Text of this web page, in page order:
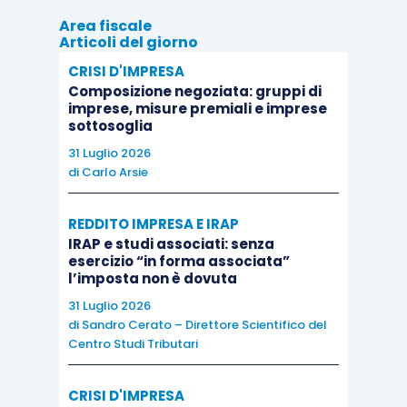
della semina, della raccolta, dei trattamenti
oppure di tutte le scelte di gestione in generale,
possono essere alcune delle molteplici soluzioni
proposte dalla scienza, tecnologia e tradizione.
Non dobbiamo pensare infine che l’intelligenza
climatica e l’alimentazione sostenibile possano
molto costosi.
Il recupero delle tecniche tradizionali anche
conservative, che con il tempo si sono
abbandonate, comemantenere la biodiversità, la
vocazionalità dei territori e il sapere chi coltiva la
terra, sono tutti aspetti della stessa medaglia
Area fiscale
Articoli del giorno
CRISI D'IMPRESA
Composizione negoziata: gruppi di
imprese, misure premiali e imprese
sottosoglia
31 Luglio 2026
di Carlo Arsie
REDDITO IMPRESA E IRAP
IRAP e studi associati: senza
esercizio “in forma associata”
l’imposta non è dovuta
31 Luglio 2026
di Sandro Cerato – Direttore Scientifico del
Centro Studi Tributari
CRISI D'IMPRESA